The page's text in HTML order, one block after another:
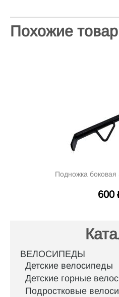
Похожие
Подножка боковая
600
ВЕЛОСИПЕДЫ
Детские велосипеды
Детские горные
Подростковые